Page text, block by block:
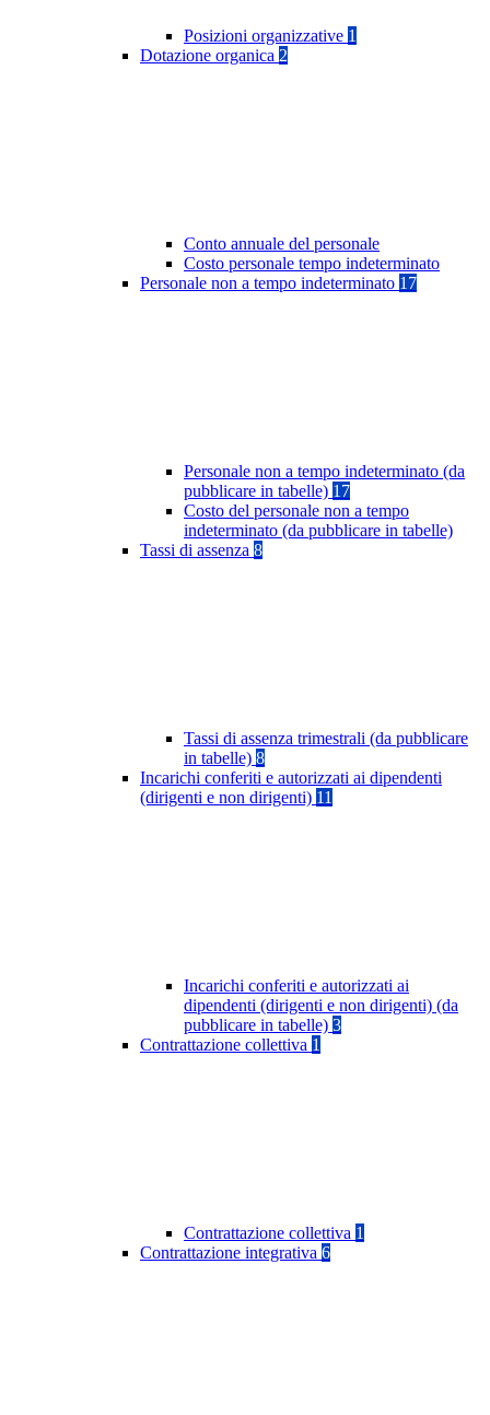
Posizioni organizzative 1
Dotazione organica 2
Conto annuale del personale
Costo personale tempo indeterminato
Personale non a tempo indeterminato 17
Personale non a tempo indeterminato (da
pubblicare in tabelle) 17
Costo del personale non a tempo
indeterminato (da pubblicare in tabelle)
Tassi di assenza 8
Tassi di assenza trimestrali (da pubblicare
in tabelle) 8
Incarichi conferiti e autorizzati ai dipendenti
(dirigenti e non dirigenti) 11
Incarichi conferiti e autorizzati ai
dipendenti (dirigenti e non dirigenti) (da
pubblicare in tabelle) 3
Contrattazione collettiva 1
Contrattazione collettiva 1
Contrattazione integrativa 6